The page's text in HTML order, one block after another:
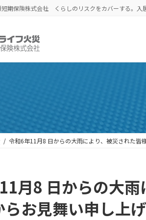
短期保険株式会社 くらしのリスクをカバーする。入
令和6年11月8 日からの大雨により、被災された皆
月8 日からの大
お見舞い申し上げ